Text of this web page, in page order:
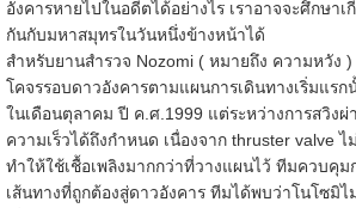
อังคารหายไปในอดีตได้อย่างไร เราอาจจะศึกษา
กันกับมหาสมุทรในวันหนึ่งข้างหน้าได้
สำหรับยานสำรวจ Nozomi ( หมายถึง ความหวัง
โคจรรอบดาวอังคารตามแผนการเดินทางเริ่มแร
ในเดือนตุลาคม ปี ค.ศ.1999 แต่ระหว่างการสวิงผ่
ความเร็วได้ถึงกำหนด เนื่องจาก thruster valve
ทำให้ใช้เชื้อเพลิงมากกว่าที่วางแผนไว้ ทีมควบคุ
เส้นทางที่ถูกต้องสู่ดาวอังคาร ทีมได้พบว่าโนโซมิไ